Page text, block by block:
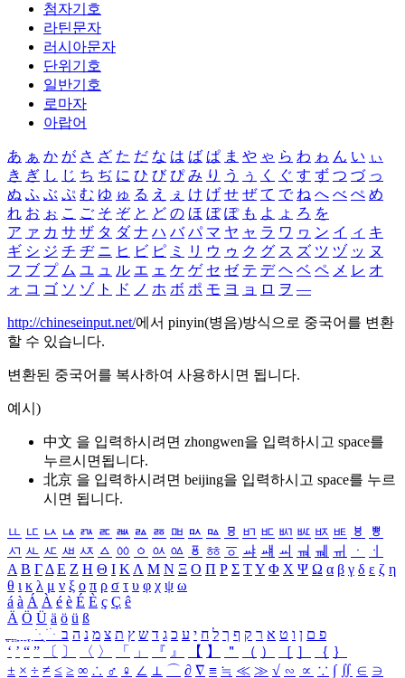
첨자기호
라틴문자
러시아문자
단위기호
일반기호
로마자
아랍어
あ ぁ か が さ ざ た だ な は ば ぱ ま や ゃ ら わ ゎ ん い ぃ
き ぎ し じ ち ぢ に ひ び ぴ み り う ぅ く ぐ す ず つ づ っ
ぬ ふ ぶ ぷ む ゆ ゅ る え ぇ け げ せ ぜ て で ね へ べ ぺ め
れ お ぉ こ ご そ ぞ と ど の ほ ぼ ぽ も よ ょ ろ を
ア ァ カ サ ザ タ ダ ナ ハ バ パ マ ヤ ャ ラ ワ ヮ ン イ ィ キ
ギ シ ジ チ ヂ ニ ヒ ビ ピ ミ リ ウ ゥ ク グ ス ズ ツ ヅ ッ ヌ
フ ブ プ ム ユ ュ ル エ ェ ケ ゲ セ ゼ テ デ ヘ ベ ペ メ レ オ
ォ コ ゴ ソ ゾ ト ド ノ ホ ボ ポ モ ヨ ョ ロ ヲ ―
http://chineseinput.net/에서 pinyin(병음)방식으로 중국어를 변환
할 수 있습니다.
변환된 중국어를 복사하여 사용하시면 됩니다.
예시)
中文 을 입력하시려면 zhongwen을 입력하시고 space를
누르시면됩니다.
北京 을 입력하시려면 beijing을 입력하시고 space를 누르
시면 됩니다.
ㅥ ㅦ ㅧ ㅨ ㅩ ㅪ ㅫ ㅬ ㅭ ㅮ ㅯ ㅰ ㅱ ㅲ ㅳ ㅴ ㅵ ㅶ ㅷ ㅸ
ㅹ
ㅺ ㅻ ㅼ ㅽ ㅾ ㅿ ㆀ ㆁ ㆂ ㆃ ㆄ ㆅ ㆆ ㆇ ㆈ ㆉ ㆊ ㆋ ㆌ ㆍ
ㆎ
Α Β ΓΔ Ε Ζ Η Θ Ι ΚΛ Μ Ν Ξ Ο Π Ρ Σ ΤΥ Φ Χ Ψ Ω α β γ δ ε ζ η
θ ι κ λ μ ν ξ ο π ρ σ τ υ φ χ ψ ω
á à Á À é è É È ç Ç ê
Ä Ö Ü ä ö ü ß
ִֶֹ ֻּ ׁׂ פ ם ן ו ט א ר ק ף ך ל ח י ע כ ג ד ש ץ ת צ מ נ ה ב
‘ ’ “ ” 〔 〕 〈 〉 「 」 『 』 【 】 ＂ （ ） ［ ］ ｛ ｝
± × ÷ ≠ ≤ ≥ ∞ ∴ ♂ ♀ ∠ ⊥ ⌒ ∂ ∇ ≡ ≒ ≪ ≫ √ ∽ ∝ ∵ ∫ ∬ ∈ ∋